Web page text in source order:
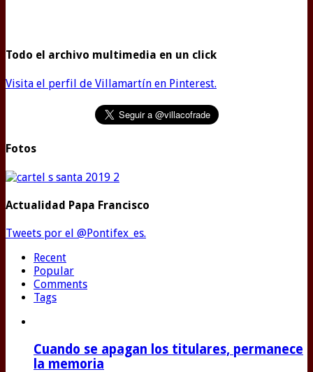
Todo el archivo multimedia en un click
Visita el perfil de Villamartín en Pinterest.
Fotos
Actualidad Papa Francisco
Tweets por el @Pontifex_es.
Recent
Popular
Comments
Tags
Cuando se apagan los titulares, permanece
la memoria